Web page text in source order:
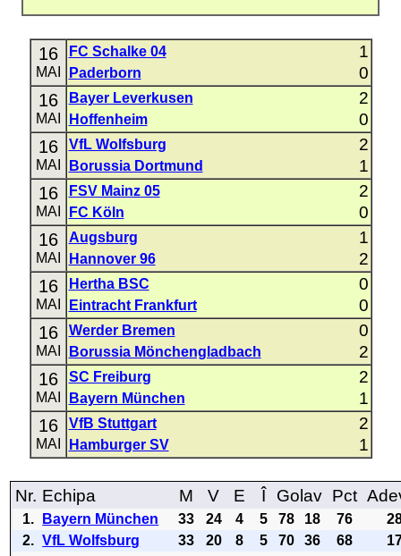
16
MAI
FC Schalke 04 1
Paderborn 0
16
MAI
Bayer Leverkusen 2
Hoffenheim 0
16
MAI
VfL Wolfsburg 2
Borussia Dortmund 1
16
MAI
FSV Mainz 05 2
FC Köln 0
16
MAI
Augsburg 1
Hannover 96 2
16
MAI
Hertha BSC 0
Eintracht Frankfurt 0
16
MAI
Werder Bremen 0
Borussia Mönchengladbach 2
16
MAI
SC Freiburg 2
Bayern München 1
16
MAI
VfB Stuttgart 2
Hamburger SV 1
Nr. Echipa M V E Î Golav Pct
1. Bayern München 33 24 4 5 78 18 76
2. VfL Wolfsburg 33 20 8 5 70 36 68